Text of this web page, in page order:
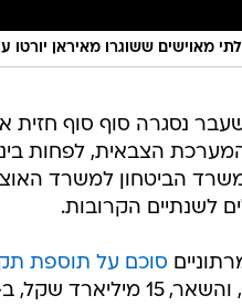
מאוישים ששוגרו מאיראן יורטו
נסגרה סוף סוף חזית
הצבאית, לפחות
לשנתיים הקרובות.
סוכם על תוספת תקציבית של 42